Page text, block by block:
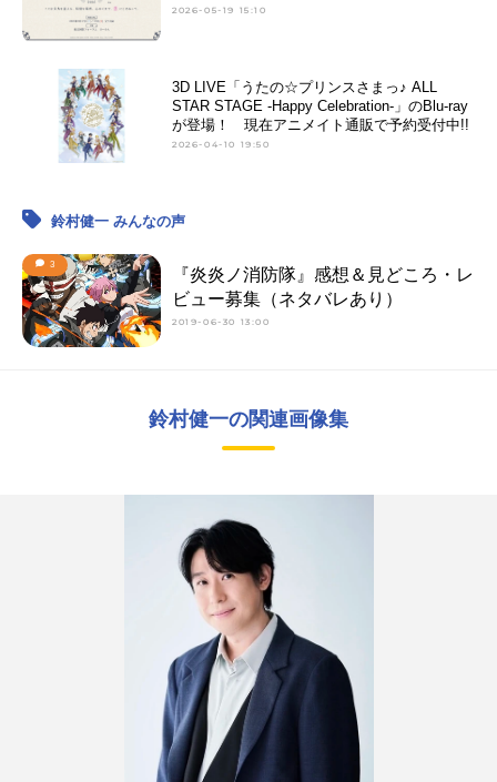
2026-05-19 15:10
3D LIVE「うたの☆プリンスさまっ♪ ALL
STAR STAGE -Happy Celebration-」のBlu-ray
が登場！ 現在アニメイト通販で予約受付中!!
2026-04-10 19:50
鈴村健一 みんなの声
3
『炎炎ノ消防隊』感想＆見どころ・レ
ビュー募集（ネタバレあり）
2019-06-30 13:00
鈴村健一の関連画像集